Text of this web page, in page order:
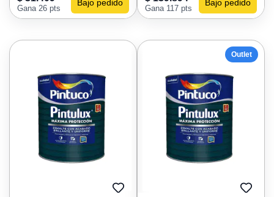
Gana 26 pts
Bajo pedido
Gana 117 pts
Bajo pedido
AGREGAR
Outlet